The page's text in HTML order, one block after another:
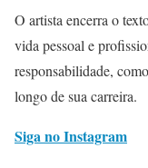
O artista encerra o
vida pessoal e
responsabilidade,
longo de sua carreira.
Siga no Instagram